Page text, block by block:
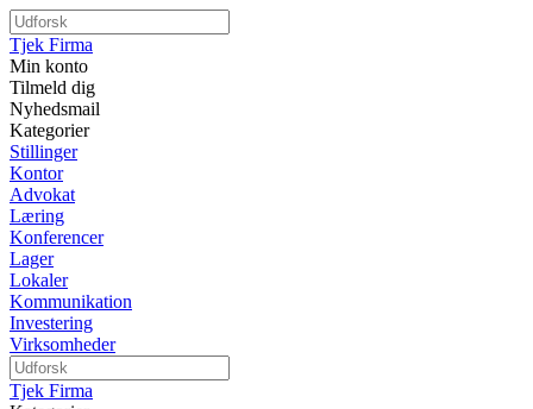
Tjek Firma
Min konto
Tilmeld dig
Nyhedsmail
Kategorier
Stillinger
Kontor
Advokat
Læring
Konferencer
Lager
Lokaler
Kommunikation
Investering
Virksomheder
Tjek Firma